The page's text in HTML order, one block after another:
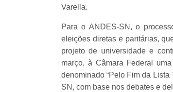
Varella.
Para o ANDES-SN, o
eleições diretas e paritárias,
projeto de universidade e
março, à Câmara Federal
denominado “Pelo Fim da
SN, com base nos debates e